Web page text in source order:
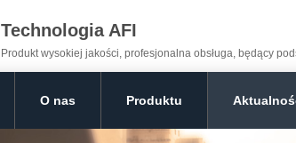
Technologia AFI
Produkt wysokiej jakości, profesjonalna obsługa, będący
O nas Produktu